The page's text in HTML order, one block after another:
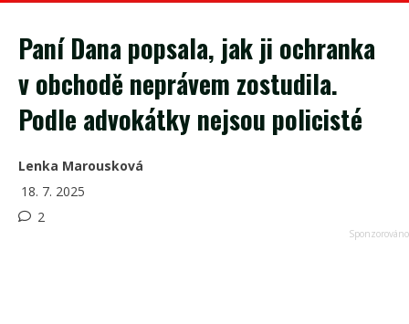
Paní Dana popsala, jak ji ochranka
v obchodě neprávem zostudila.
Podle advokátky nejsou policisté
Lenka Marousková
18. 7. 2025
2